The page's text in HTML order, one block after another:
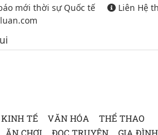
mới thời sự Quốc tế
Liên Hệ
KINH TẾ VĂN HÓA
THỂ THAO